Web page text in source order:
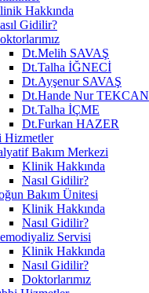
Hakkında
Gidilir?
Dt.Melih SAVAŞ
Dt.Talha İĞNECİ
Dt.Ayşenur SAVAŞ
Dt.Hande Nur TEKCAN
Dt.Talha İÇME
Dt.Furkan HAZER
Hizmetler
Bakım Merkezi
Klinik Hakkında
Nasıl Gidilir?
Bakım Ünitesi
Klinik Hakkında
Nasıl Gidilir?
Servisi
Klinik Hakkında
Nasıl Gidilir?
Doktorlarımız